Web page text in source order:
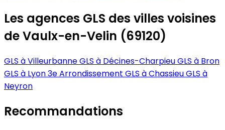
Les agences GLS des villes voisines
de Vaulx-en-Velin (69120)
GLS à VilleurbanneGLS à Décines-CharpieuGLS à Bron
GLS à Lyon 3e Arrondissement GLS à ChassieuGLS à
Neyron
Recommandations